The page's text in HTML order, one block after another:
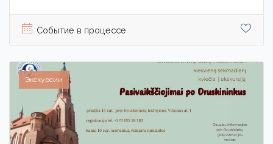
Событие в процессе
Экскурсии